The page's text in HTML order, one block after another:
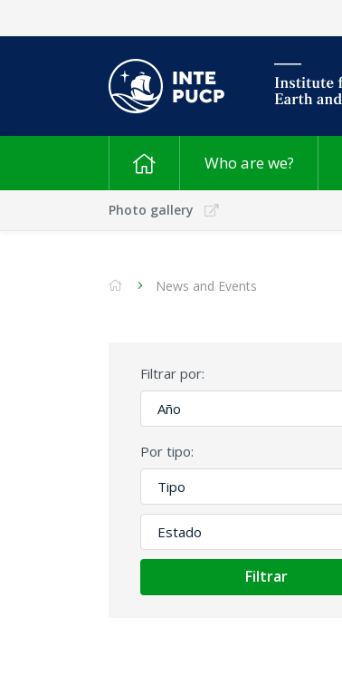
Who are we?
Photo gallery
News and Events
Filtrar por:
Por tipo:
Filtrar